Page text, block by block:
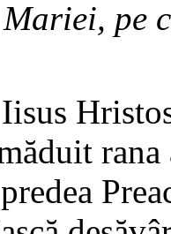
pe
rana